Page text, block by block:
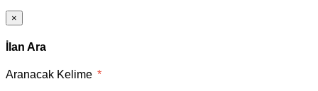
×
İlan Ara
Aranacak Kelime *